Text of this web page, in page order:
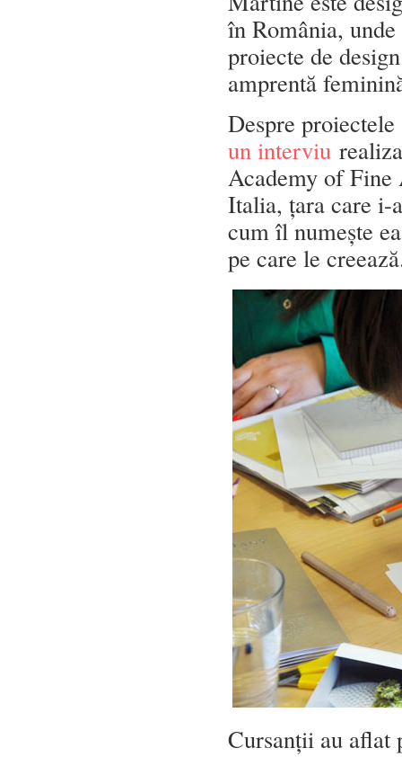
în România,
proiecte de
amprentă
Despre
un interviu
Academy of Fine
Italia, țara care i-
cum îl numește
pe care le
Cursanții au aflat